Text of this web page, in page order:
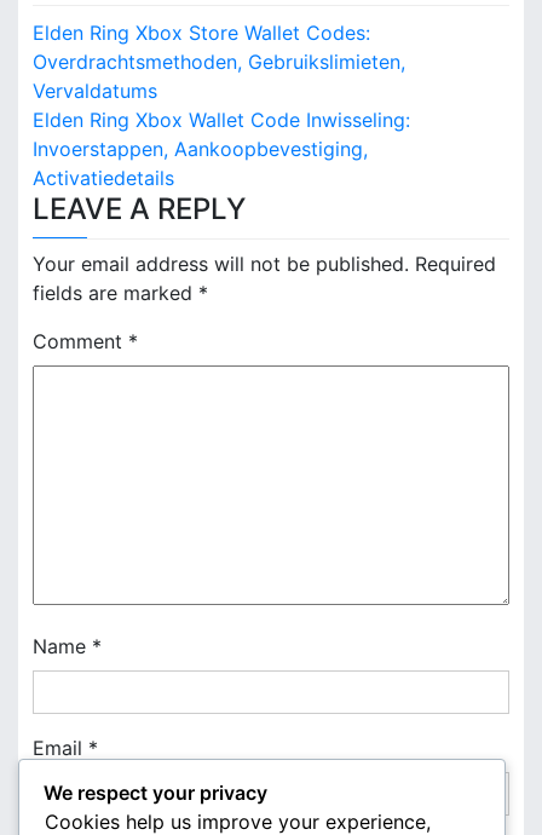
P
o
s
t
n
a
v
i
Elden Ring Xbox Store Wallet Codes:
Overdrachtsmethoden, Gebruikslimieten,
Vervaldatums
Elden Ring Xbox Wallet Code Inwisseling:
Invoerstappen, Aankoopbevestiging,
Activatiedetails
LEAVE A REPLY
Your email address will not be published. Required
fields are marked *
Comment *
Name *
Email *
We respect your privacy
Cookies help us improve your experience,